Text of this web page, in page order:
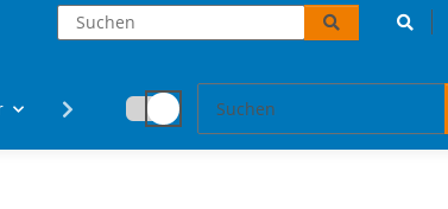
Fanartikel Accessoires und Geschenke